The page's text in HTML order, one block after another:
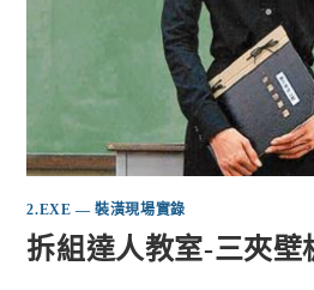
2.EXE — 裝潢現場實錄
拆組達人教室-三夾壁